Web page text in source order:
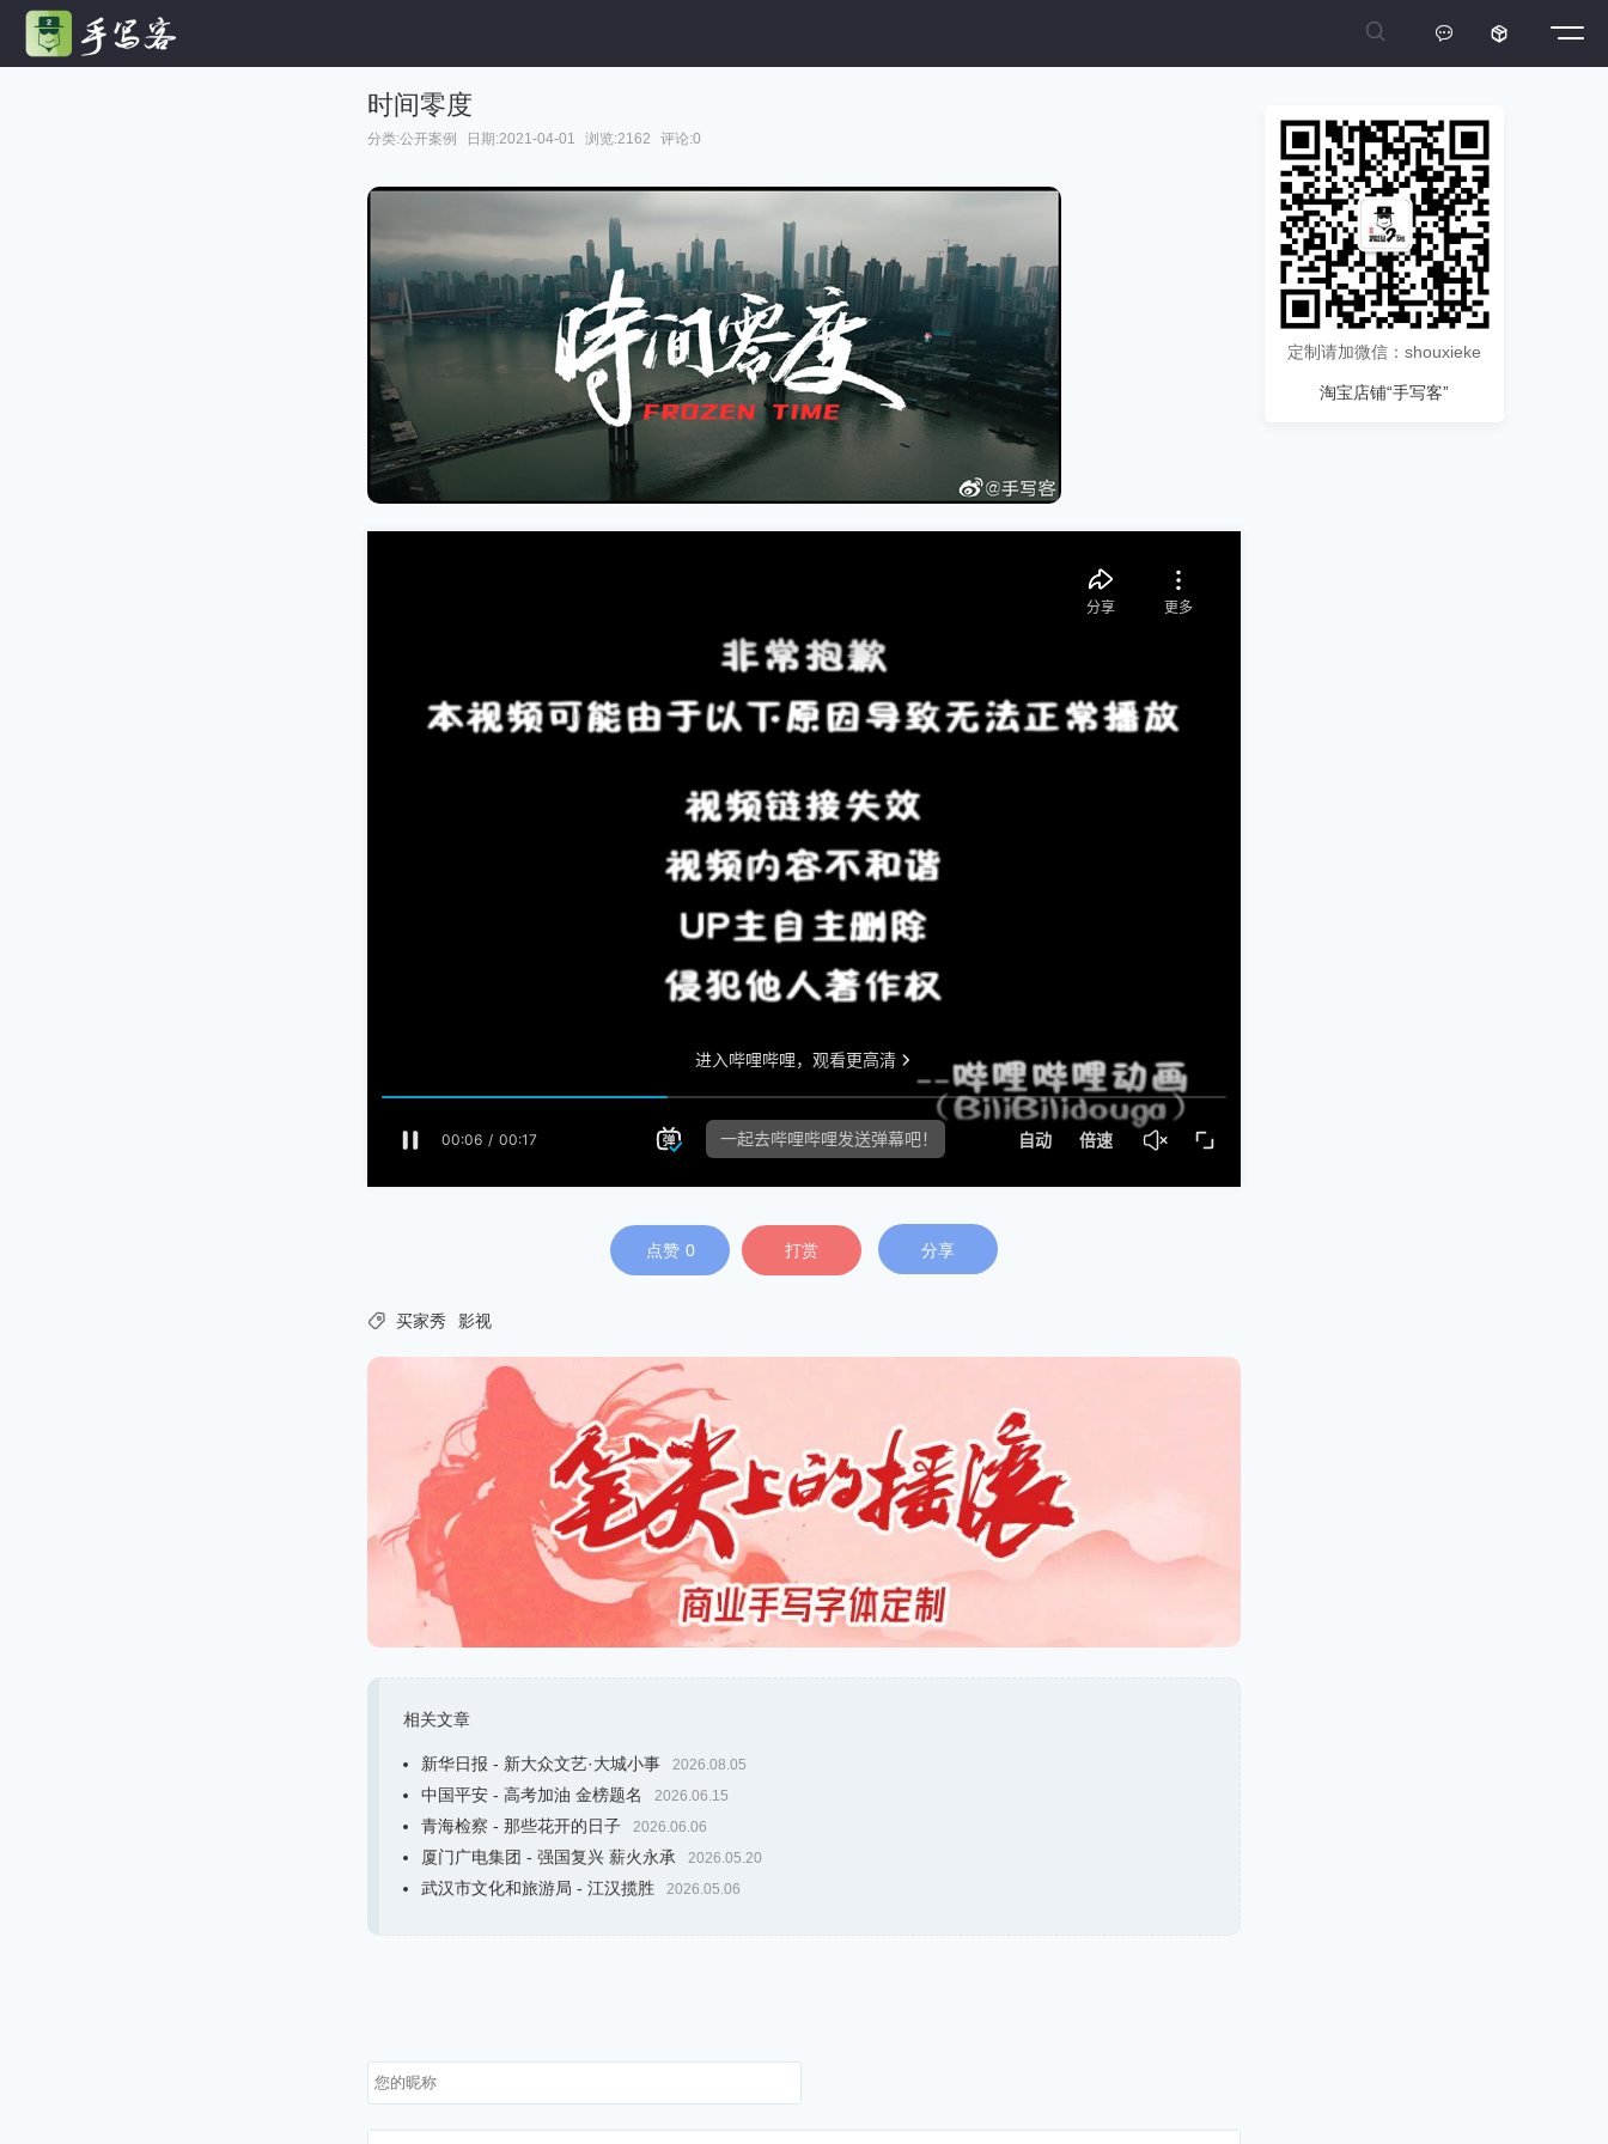
 

时间零度
分类:公开案例 日期:2021-04-01 浏览:2162 评论:0
点赞 0 打赏 分享
 买家秀 影视
相关文章
新华日报 - 新大众文艺·大城小事 2026.08.05
中国平安 - 高考加油 金榜题名 2026.06.15
青海检察 - 那些花开的日子 2026.06.06
厦门广电集团 - 强国复兴 薪火永承 2026.05.20
武汉市文化和旅游局 - 江汉揽胜 2026.05.06
定制请加微信：shouxieke
淘宝店铺“手写客”